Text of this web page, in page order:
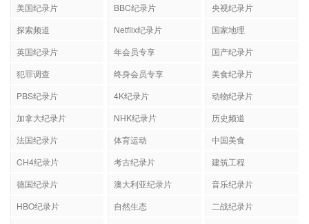
美国纪录片 BBC纪录片
央视纪录片
探索频道
Netflix纪录片
国家地理
英国纪录片
年会员专享
国产纪录片
犯罪调查
终身会员专享
美食纪录片
PBS纪录片
4K纪录片
动物纪录片
加拿大纪录片
NHK纪录片
历史频道
法国纪录片
体育运动
中国美食
CH4纪录片
考古纪录片
建筑工程
德国纪录片
澳大利亚纪录片
音乐纪录片
HBO纪录片
自然生态
二战纪录片